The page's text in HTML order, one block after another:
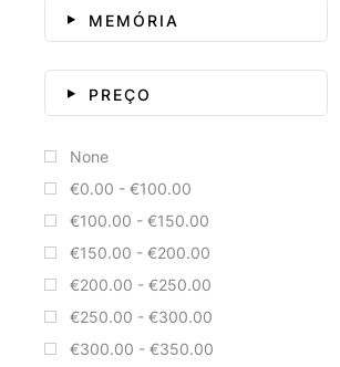
MEMÓRIA
PREÇO
None
€0.00 - €100.00
€100.00 - €150.00
€150.00 - €200.00
€200.00 - €250.00
€250.00 - €300.00
€300.00 - €350.00